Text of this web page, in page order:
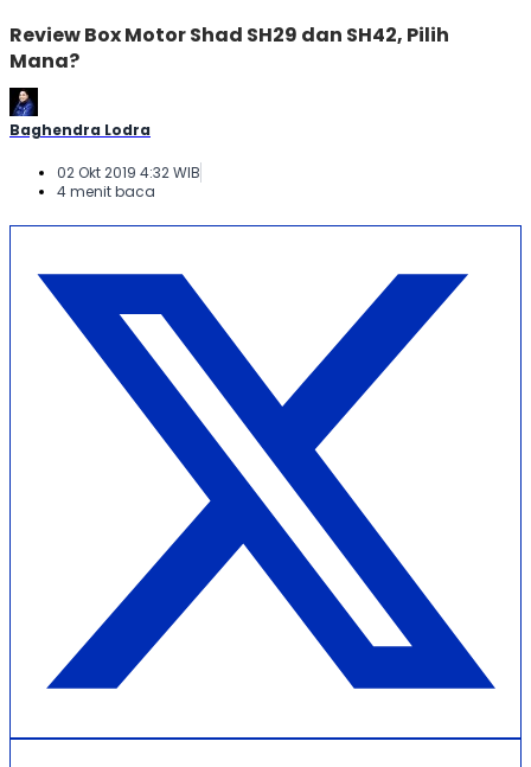
Review Box Motor Shad SH29 dan SH42, Pilih
Mana?
Baghendra Lodra
02 Okt 2019 4:32 WIB
4 menit baca